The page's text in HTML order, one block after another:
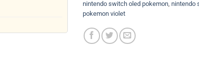
nintendo switch oled pokemon, nintendo
pokemon violet